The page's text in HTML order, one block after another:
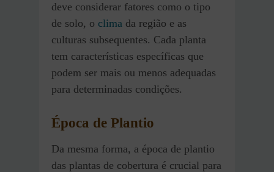
deve considerar fatores como o tipo
de solo, o clima da região e as
culturas subsequentes. Cada planta
tem características específicas que
podem ser mais ou menos adequadas
para determinadas condições.
Época de Plantio
Da mesma forma, a época de plantio
das plantas de cobertura é crucial para